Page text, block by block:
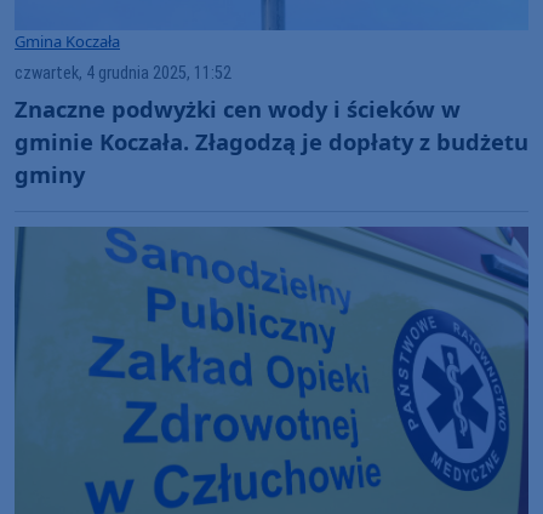
Gmina Koczała
czwartek, 4 grudnia 2025, 11:52
Znaczne podwyżki cen wody i ścieków w
gminie Koczała. Złagodzą je dopłaty z budżetu
gminy